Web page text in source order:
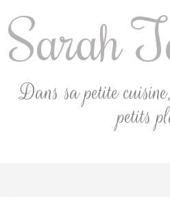
Sarah
Dans sa petite
petits